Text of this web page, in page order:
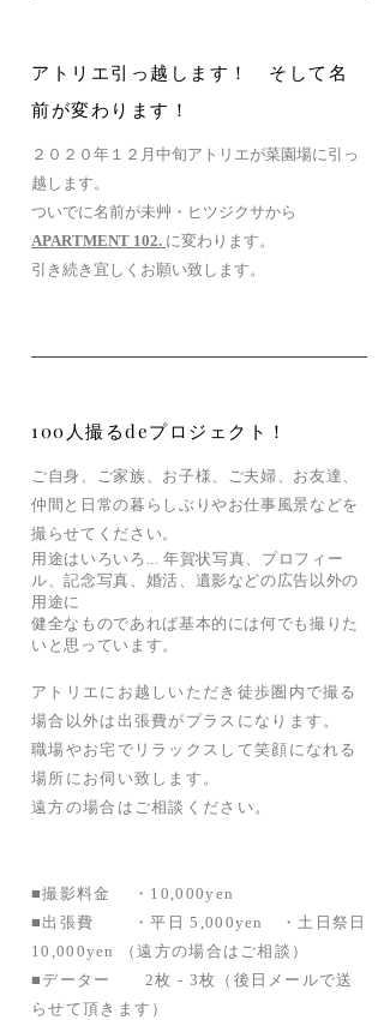
アトリエ引っ越します！ そして名
前が変わります！
２０２０年１２月中旬アトリエが菜園場に引っ
越します。
ついでに名前が未艸・ヒツジクサから
APARTMENT 102. に変わります。
​引き続き宜しくお願い致します。
100人撮るdeプロジェクト！
ご自身、ご家族、お子様、ご夫婦、お友達、
仲間と日常の暮らしぶりやお仕事風景などを
撮らせてください。
用途はいろいろ... 年賀状写真、プロフィー
ル、記念写真、婚活、遺影などの広告以外の
用途に
健全なものであれば基本的には何でも撮りた
いと思っています。
アトリエにお越しいただき徒歩圏内で撮る
場合以外は出張費がプラスになります。
職場やお宅でリラックスして笑顔になれる
場所にお伺い致します。
遠方の場合はご相談ください。
■撮影料金 ・10,000yen
■出張費 ・平日 5,000yen ・土日祭日
10,000yen （遠方の場合はご相談）
■データー 2枚 - 3枚（後日メールで送
らせて頂きます）